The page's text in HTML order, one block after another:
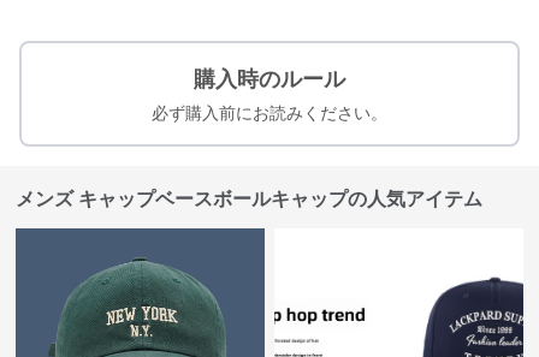
購入時のルール
必ず購入前にお読みください。
メンズ キャップベースボールキャップの人気アイテム